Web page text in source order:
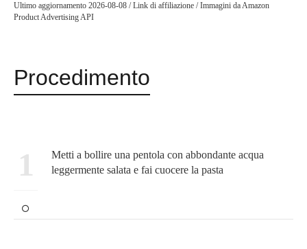
Ultimo aggiornamento 2026-08-08 / Link di affiliazione / Immagini da Amazon
Product Advertising API
Procedimento
1
Metti a bollire una pentola con abbondante acqua
leggermente salata e fai cuocere la pasta